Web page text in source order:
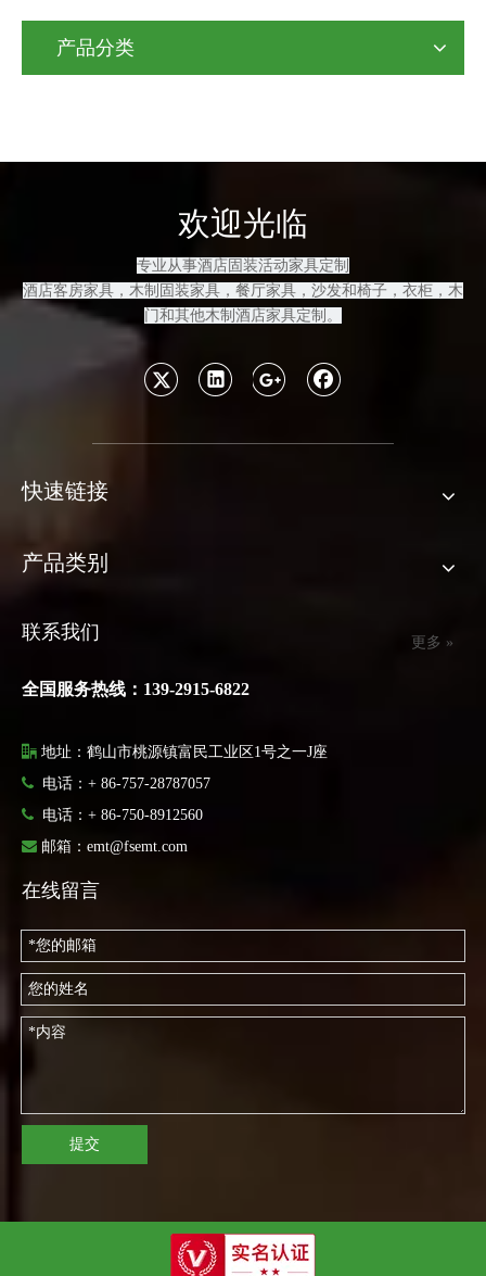
产品分类
欢迎光临
专业从事酒店固装活动家具定制
酒店客房家具，木制固装家具 ，餐厅家具，沙发和椅子，衣柜，木
门和其他木制酒店家具定制 。
快速链接
产品类别
联系我们 更多 »
全国服务热线：139-2915-6822
 地址：鹤山市桃源镇富民工业区1号之一J座
 电话：+ 86-757-28787057
 电话： + 86-750-8912560
 邮箱： emt@fsemt.com
在线留言
提交